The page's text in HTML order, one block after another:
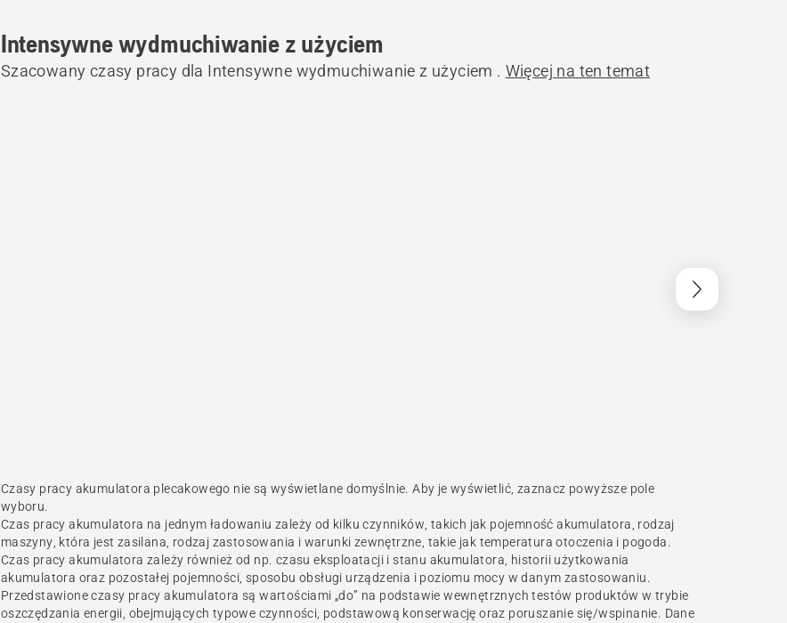
Intensywne wydmuchiwanie z użyciem
Szacowany czasy pracy dla Intensywne wydmuchiwanie z użyciem . Więcej na ten temat
Czasy pracy akumulatora plecakowego nie są wyświetlane domyślnie. Aby je wyświetlić, zaznacz powyższe pole
wyboru.
Czas pracy akumulatora na jednym ładowaniu zależy od kilku czynników, takich jak pojemność akumulatora, rodzaj
maszyny, która jest zasilana, rodzaj zastosowania i warunki zewnętrzne, takie jak temperatura otoczenia i pogoda.
Czas pracy akumulatora zależy również od np. czasu eksploatacji i stanu akumulatora, historii użytkowania
akumulatora oraz pozostałej pojemności, sposobu obsługi urządzenia i poziomu mocy w danym zastosowaniu.
Przedstawione czasy pracy akumulatora są wartościami „do” na podstawie wewnętrznych testów produktów w trybie
oszczędzania energii, obejmujących typowe czynności, podstawową konserwację oraz poruszanie się/wspinanie. Dane